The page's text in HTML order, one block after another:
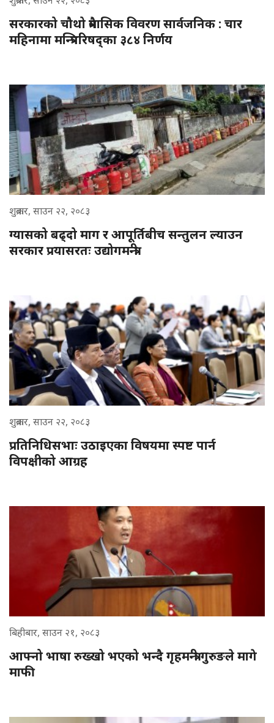
सरकारको चौथो त्रैमासिक विवरण सार्वजनिक : चार
महिनामा मन्त्रिपरिषद्का ३८४ निर्णय
शुक्रबार, साउन २२, २०८३
ग्यासको बढ्दो माग र आपूर्तिबीच सन्तुलन ल्याउन
सरकार प्रयासरतः उद्योगमन्त्री
शुक्रबार, साउन २२, २०८३
प्रतिनिधिसभाः उठाइएका विषयमा स्पष्ट पार्न
विपक्षीको आग्रह
बिहीबार, साउन २१, २०८३
आफ्नो भाषा रुख्खो भएको भन्दै गृहमन्त्री गुरुङले मागे
माफी